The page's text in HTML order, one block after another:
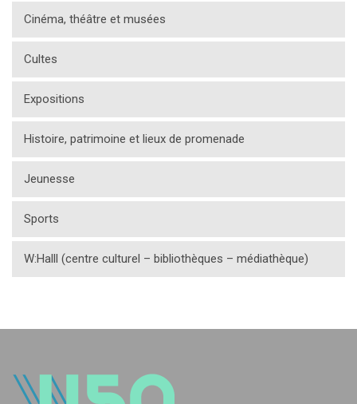
Cinéma, théâtre et musées
Cultes
Expositions
Histoire, patrimoine et lieux de promenade
Jeunesse
Sports
W:Halll (centre culturel – bibliothèques – médiathèque)